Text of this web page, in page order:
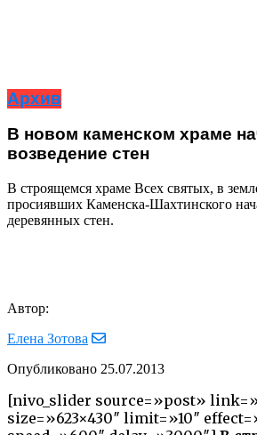
Архив
В новом каменском храме
возведение стен
В строящемся храме Всех святых, в
просиявших Каменска-Шахтинского
деревянных стен.
Автор:
Елена Зотова
Опубликовано 25.07.2013
[nivo_slider source=»post»
size=»623×430″ limit=»10″